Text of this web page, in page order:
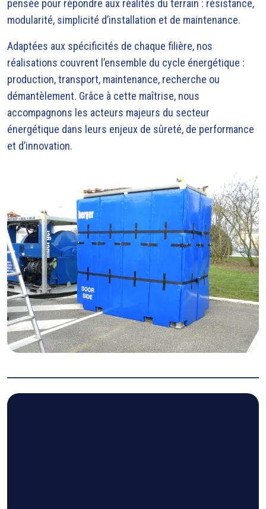
pensée pour répondre aux réalités du terrain : résistance,
modularité, simplicité d’installation et de maintenance.
Adaptées aux spécificités de chaque filière, nos
réalisations couvrent l’ensemble du cycle énergétique :
production, transport, maintenance, recherche ou
démantèlement. Grâce à cette maîtrise, nous
accompagnons les acteurs majeurs du secteur
énergétique dans leurs enjeux de sûreté, de performance
et d’innovation.